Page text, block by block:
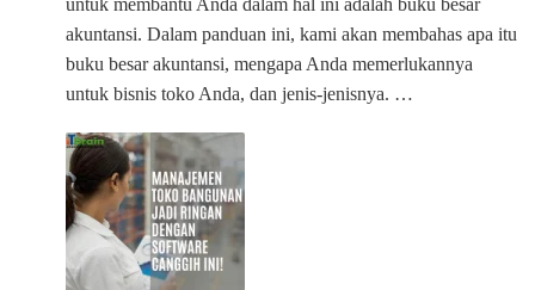
akuntansi. Dalam panduan ini, kami akan membahas apa itu
buku besar akuntansi, mengapa Anda memerlukannya
untuk bisnis toko Anda, dan jenis-jenisnya. …